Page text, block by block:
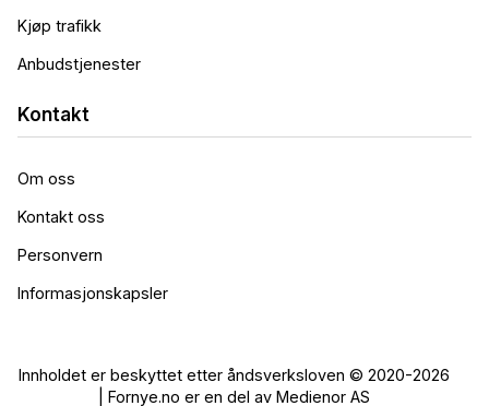
Kjøp trafikk
Anbudstjenester
Kontakt
Om oss
Kontakt oss
Personvern
Informasjonskapsler
Innholdet er beskyttet etter åndsverksloven © 2020-2026
| Fornye.no er en del av Medienor AS